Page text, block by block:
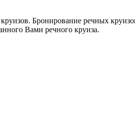
Бронирование речных
Вами речного круиза.